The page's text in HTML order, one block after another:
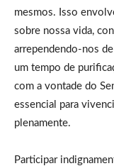
mesmos. Isso
sobre nossa vida,
arrependendo-nos
um tempo de
com a vontade do
essencial para
plenamente.
Participar